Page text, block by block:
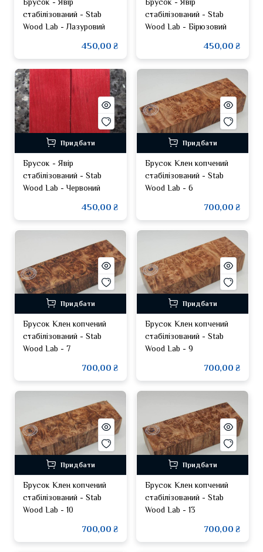
Брусок - Явір
стабілізований - Stab
Wood Lab - Лазуровий
450,00 ₴
Брусок - Явір
стабілізований - Stab
Wood Lab - Бірюзовий
450,00 ₴
Придбати
Брусок - Явір
стабілізований - Stab
Wood Lab - Червоний
450,00 ₴
Придбати
Брусок Клен копчений
стабілізований - Stab
Wood Lab - 6
700,00 ₴
Придбати
Брусок Клен копчений
стабілізований - Stab
Wood Lab - 7
700,00 ₴
Придбати
Брусок Клен копчений
стабілізований - Stab
Wood Lab - 9
700,00 ₴
Придбати
Брусок Клен копчений
стабілізований - Stab
Wood Lab - 10
700,00 ₴
Придбати
Брусок Клен копчений
стабілізований - Stab
Wood Lab - 13
700,00 ₴